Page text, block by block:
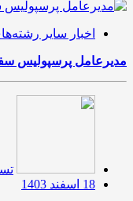
اخبار سایر
مدیرعامل پرسپولیس
18 اسفند 1403